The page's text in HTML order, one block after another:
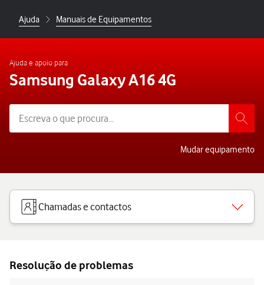
Ajuda Manuais de Equipamentos
Ajuda e apoio para
Samsung Galaxy A16 4G
Mudar equipamento
Chamadas e contactos
Resolução de problemas